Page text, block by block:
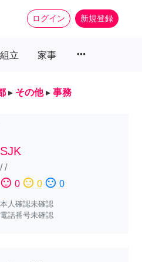
ログイン 新規登録
立 家事 more_horiz
▸ その他 ▸ 事務
SJK
//
sentiment_satisfied 0 sentiment_neutral 0 sentiment_dissatisfied 0
本人確認未確認
電話番号未確認